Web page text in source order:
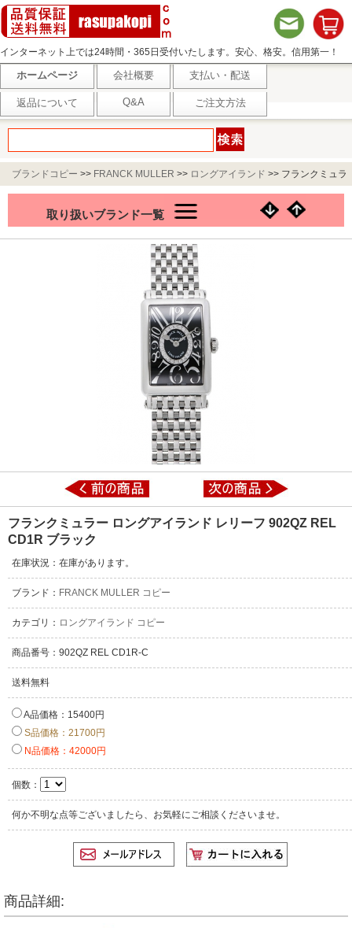
インターネット上では24時間・365日受付いたします。安心、格安。信用第一！
ホームページ 会社概要 支払い・配送
返品について Q&A ご注文方法
ブランドコピー >> FRANCK MULLER >> ロングアイランド >> フランクミュラ
取り扱いブランド一覧
フランクミュラー ロングアイランド レリーフ 902QZ REL
CD1R ブラック
在庫状況：在庫があります。
ブランド： FRANCK MULLER コピー
カテゴリ： ロングアイランド コピー
商品番号：902QZ REL CD1R-C
送料無料
A品価格：15400円
S品価格：21700円
N品価格：42000円
個数：
何か不明な点等ございましたら、お気軽にご相談くださいませ。
商品詳細: